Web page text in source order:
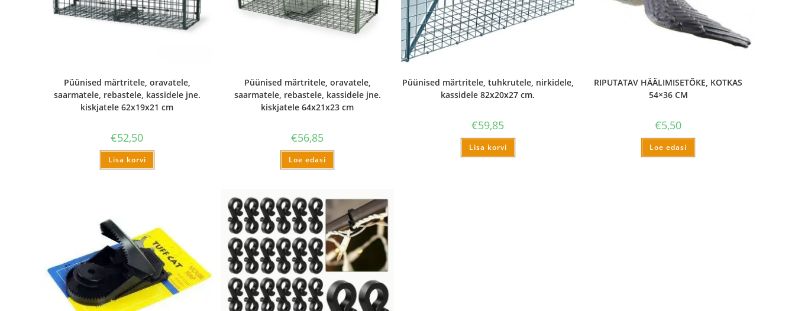
Püünised märtritele, oravatele,
saarmatele, rebastele, kassidele jne.
kiskjatele 62x19x21 cm
€52,50
Lisa korvi
Püünised märtritele, oravatele,
saarmatele, rebastele, kassidele jne.
kiskjatele 64x21x23 cm
€56,85
Loe edasi
Püünised märtritele, tuhkrutele, nirkidele,
kassidele 82x20x27 cm.
€59,85
Lisa korvi
RIPUTATAV HÄÄLIMISETÕKE, KOTKAS
54×36 CM
€5,50
Loe edasi